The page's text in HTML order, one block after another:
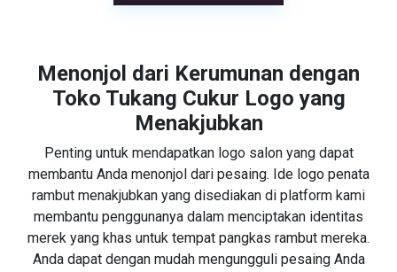
Menonjol dari Kerumunan dengan
Toko Tukang Cukur Logo yang
Menakjubkan
Penting untuk mendapatkan logo salon yang dapat
membantu Anda menonjol dari pesaing. Ide logo penata
rambut menakjubkan yang disediakan di platform kami
membantu penggunanya dalam menciptakan identitas
merek yang khas untuk tempat pangkas rambut mereka.
Anda dapat dengan mudah mengungguli pesaing Anda